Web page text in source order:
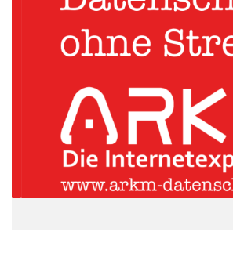
verunsicherte Autofahrer trotz der höheren
Plus als E10 tanken, gibt es derzeit ein
Biokraftstoffs und Engpässe bei Super
angekündigt, vorerst keine weiteren
Produktion des neuen Treibstoffs
Röttgen machte die Mineralölwirtschaft für
der Verbraucher verantwortlich. „Das ist
mich im Umweltministerium mit dem